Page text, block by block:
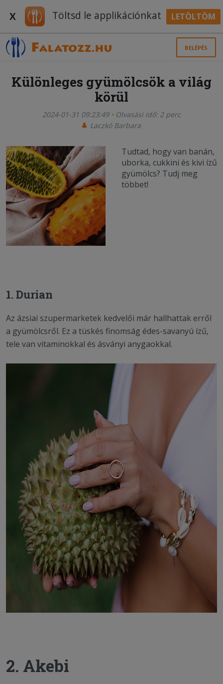
X Töltsd le applikációnkat LETÖLTÖM
BELÉPÉS
Különleges gyümölcsök a világ
körül
2024-01-31 09:23:49
Olvasási idő: 2 perc
Laczkó Barbara
Tudtad, hogy van banán,
uborka, cukkini és kivi ízű
gyümölcs? Tudj meg
többet!
1. Durian
Az ázsiai szupermarketek kedvelői már hallhattak erről
a gyümölcsről. Ez a tüskés finomság édes-savanyú ízű,
tele van vitaminokkal és ásványi anygaokkal.
2. Akebi